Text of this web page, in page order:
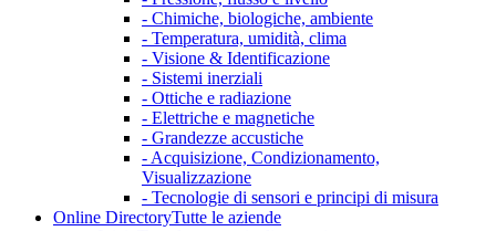
- Chimiche, biologiche, ambiente
- Temperatura, umidità, clima
- Visione & Identificazione
- Sistemi inerziali
- Ottiche e radiazione
- Elettriche e magnetiche
- Grandezze accustiche
- Acquisizione, Condizionamento,
Visualizzazione
- Tecnologie di sensori e principi di misura
Online DirectoryTutte le aziende